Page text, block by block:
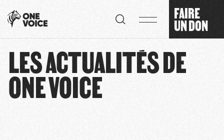
FAIRE
UN DON
LES ACTUALITÉS DE
ONE VOICE